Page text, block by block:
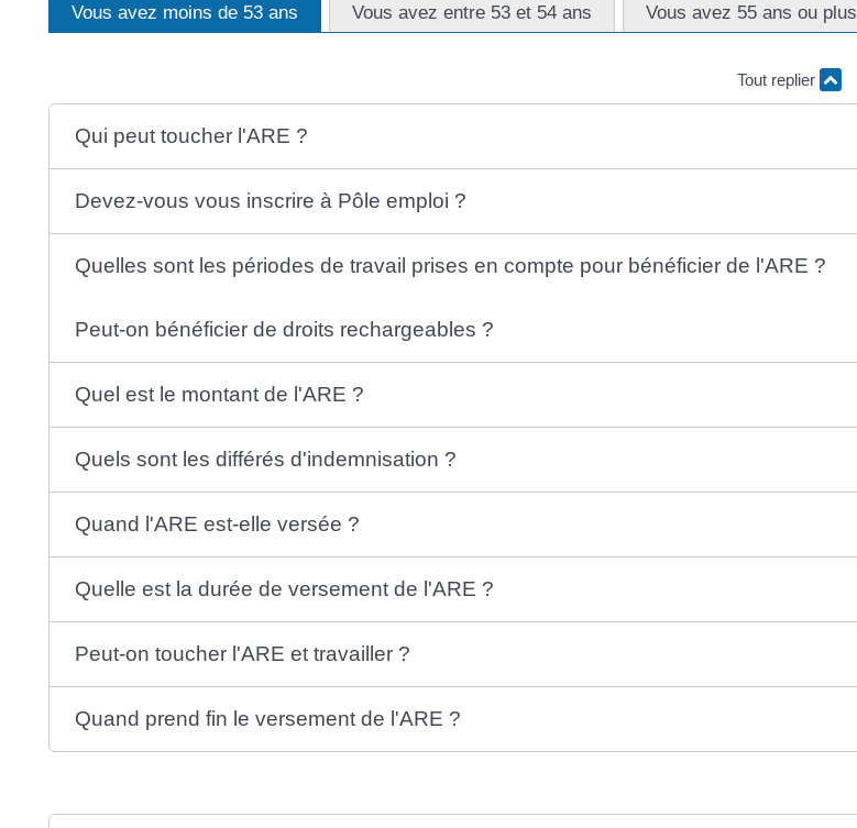
Vous avez moins de 53 ans Vous avez entre 53 et 54 ans Vous avez 55 ans ou plus
Tout replier
Qui peut toucher l'ARE ?
Devez-vous vous inscrire à Pôle emploi ?
Quelles sont les périodes de travail prises en compte pour bénéficier de l'ARE ?
Peut-on bénéficier de droits rechargeables ?
Quel est le montant de l'ARE ?
Quels sont les différés d'indemnisation ?
Quand l'ARE est-elle versée ?
Quelle est la durée de versement de l'ARE ?
Peut-on toucher l'ARE et travailler ?
Quand prend fin le versement de l'ARE ?